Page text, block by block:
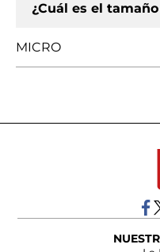
¿Cuál es el
MICRO